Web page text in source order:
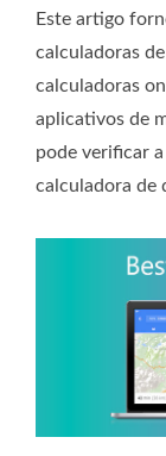
Este artigo
calculadoras
calculadoras
aplicativos de
pode verificar
calculadora de